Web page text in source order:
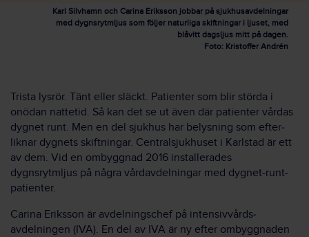
Karl Silvhamn och Carina Eriksson jobbar på sjukhusavdelningar
med dygnsrytmljus som följer naturliga skiftningar i ljuset, med
blåvitt dagsljus mitt på dagen.
Foto: Kristoffer Andrén
Trista lysrör. Tänt eller släckt. Patienter som blir störda i
onödan natte­tid. Så kan det se ut även där patienter vårdas
dygnet runt. Men en del sjukhus har belysning som efter­
liknar dygnets skift­ningar. Central­sjukhuset i Karlstad är ett
av dem. Vid en om­byggnad 2016 installerades
dygnsrytmljus på några vård­avdelningar med dygnet-runt-
patienter.
Carina Eriksson är avdelnings­chef på intensiv­vårds­
avdelningen (IVA). En del av IVA är ny efter om­byggnaden